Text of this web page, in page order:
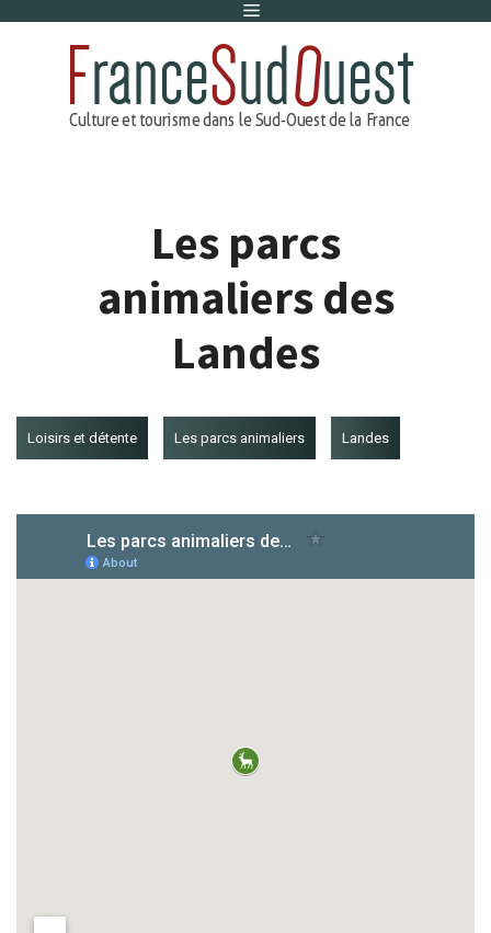
Menu
Les parcs
animaliers des
Landes
Loisirs et détente Les parcs animaliers Landes